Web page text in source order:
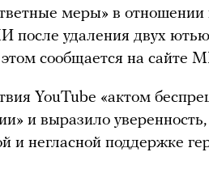
меры» в отношении
после удаления двух
сообщается на сайте
YouTube «актом
и выразило уверенность,
и негласной поддержке